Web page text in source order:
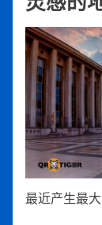
最近产生最